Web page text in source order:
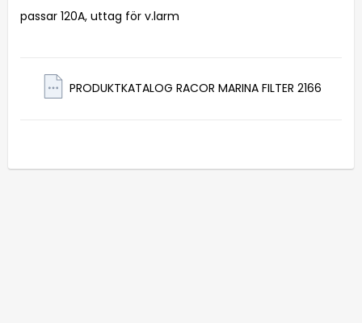
passar 120A, uttag för v.larm
PRODUKTKATALOG RACOR MARINA FILTER 2166